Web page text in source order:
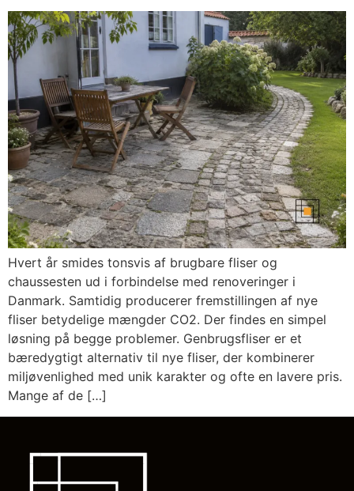
Hvert år smides tonsvis af brugbare fliser og
chaussesten ud i forbindelse med renoveringer i
Danmark. Samtidig producerer fremstillingen af nye
fliser betydelige mængder CO2. Der findes en simpel
løsning på begge problemer. Genbrugsfliser er et
bæredygtigt alternativ til nye fliser, der kombinerer
miljøvenlighed med unik karakter og ofte en lavere pris.
Mange af de […]